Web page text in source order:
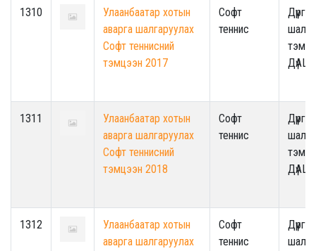
1310
Улаанбаатар хотын
аварга шалгаруулах
Софт теннисний
тэмцээн 2017
Софт
теннис
1311
Улаанбаатар хотын
аварга шалгаруулах
Софт теннисний
тэмцээн 2018
Софт
теннис
1312
Улаанбаатар хотын
аварга шалгаруулах
Софт
теннис